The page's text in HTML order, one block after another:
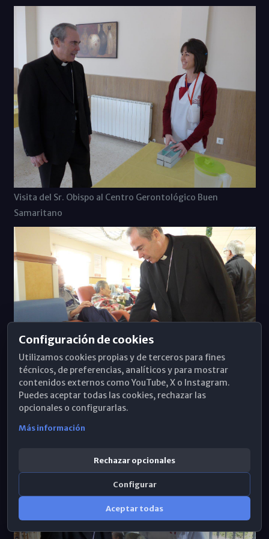
Visita del Sr. Obispo al Centro Gerontológico Buen
Samaritano
Samaritano
Configuración de cookies
Utilizamos cookies propias y de terceros para fines
técnicos, de preferencias, analíticos y para mostrar
contenidos externos como YouTube, X o Instagram.
Puedes aceptar todas las cookies, rechazar las
opcionales o configurarlas.
Más información
Rechazar opcionales
Configurar
Aceptar todas